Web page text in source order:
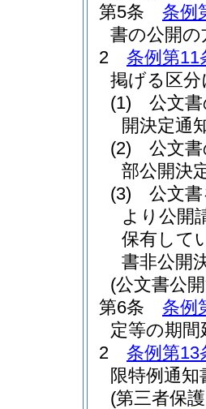
第5条
条例
書の公開
2
条例第11
掲げる区
(1)
公文
開決定通
(2)
公文
部公開決
(3)
公文
より公開
保有して
書非公開
(公文書公
第6条
条例
定等の期間
2
条例第13
限特例通知
(第三者保